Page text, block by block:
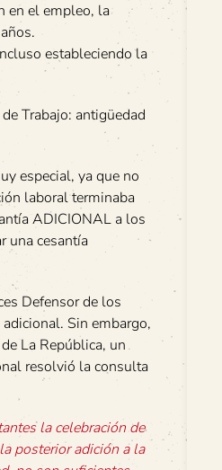
en el empleo, la
estableciendo la
Trabajo: antigüedad
especial, ya que no
laboral terminaba
ADICIONAL a los
una cesantía
Defensor de los
Sin embargo,
La República, un
resolvió la consulta
la celebración de
posterior adición a la